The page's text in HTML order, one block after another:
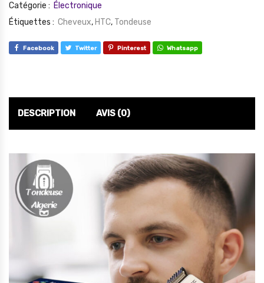
Catégorie : Électronique
Étiquettes : Cheveux, HTC, Tondeuse
Facebook Twitter Pinterest Whatsapp
DESCRIPTION AVIS (0)